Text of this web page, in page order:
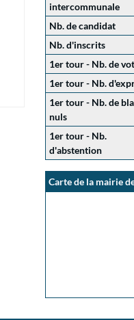
intercommunale
Nb. de candidat
Nb. d'inscrits
1er tour - Nb. de
1er tour - Nb.
1er tour - Nb. de
nuls
1er tour - Nb.
d'abstention
Carte de la mairie